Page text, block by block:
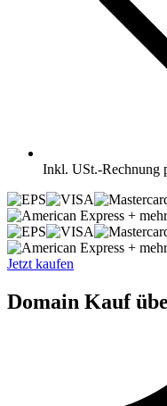
Inkl. USt.-Rechnung
+ mehr
+ mehr
Jetzt kaufen
Domain Kauf